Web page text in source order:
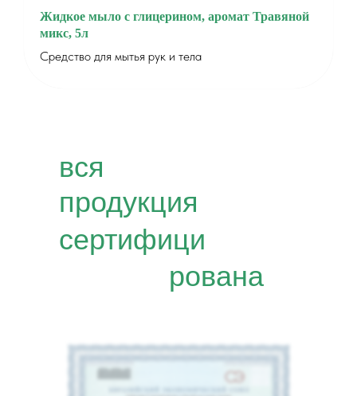
Жидкое мыло с глицерином, аромат Травяной
микс, 5л
Средство для мытья рук и тела
сертифици
продукция
вся
рована